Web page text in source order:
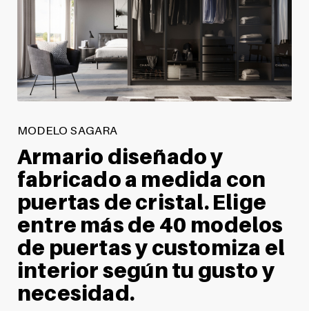
MODELO SAGARA
Armario diseñado y
fabricado a medida con
puertas de cristal. Elige
entre más de 40 modelos
de puertas y customiza el
interior según tu gusto y
necesidad.